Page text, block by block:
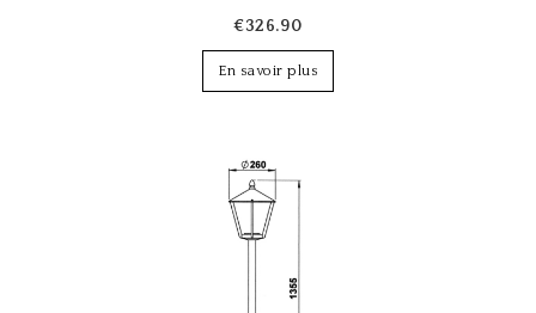
€326.90
En savoir plus